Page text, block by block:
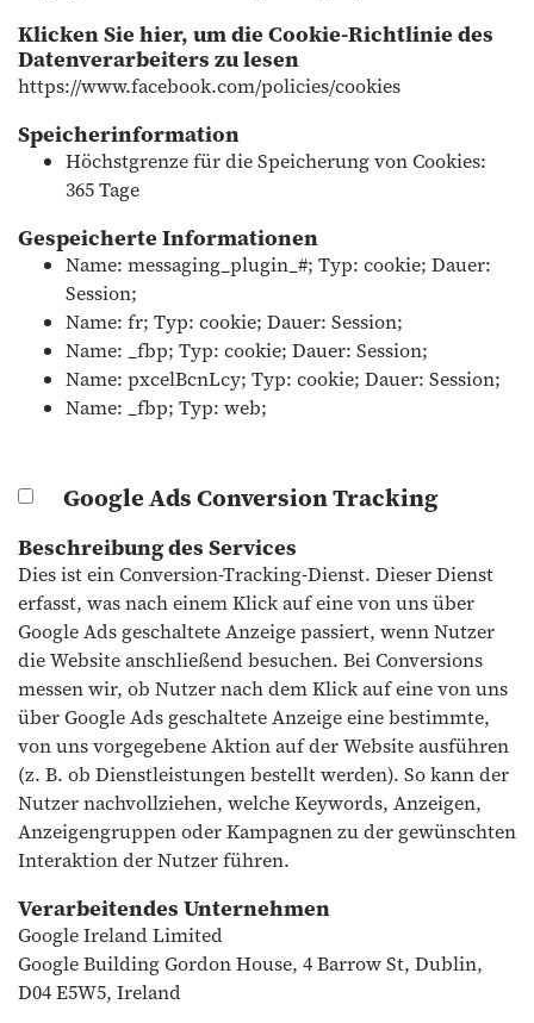
Klicken Sie hier, um die Cookie-Richtlinie des
Datenverarbeiters zu lesen
https://www.facebook.com/policies/cookies
Speicherinformation
Höchstgrenze für die Speicherung von Cookies:
365 Tage
Gespeicherte Informationen
Name: messaging_plugin_#; Typ: cookie; Dauer:
Session;
Name: fr; Typ: cookie; Dauer: Session;
Name: _fbp; Typ: cookie; Dauer: Session;
Name: pxcelBcnLcy; Typ: cookie; Dauer: Session;
Name: _fbp; Typ: web;
Google Ads Conversion Tracking
Beschreibung des Services
Dies ist ein Conversion-Tracking-Dienst. Dieser Dienst
erfasst, was nach einem Klick auf eine von uns über
Google Ads geschaltete Anzeige passiert, wenn Nutzer
die Website anschließend besuchen. Bei Conversions
messen wir, ob Nutzer nach dem Klick auf eine von uns
über Google Ads geschaltete Anzeige eine bestimmte,
von uns vorgegebene Aktion auf der Website ausführen
(z. B. ob Dienstleistungen bestellt werden). So kann der
Nutzer nachvollziehen, welche Keywords, Anzeigen,
Anzeigengruppen oder Kampagnen zu der gewünschten
Interaktion der Nutzer führen.
Verarbeitendes Unternehmen
Google Ireland Limited
Google Building Gordon House, 4 Barrow St, Dublin,
D04 E5W5, Ireland